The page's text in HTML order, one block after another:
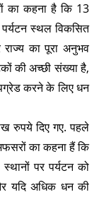
का कहना है कि 13
स्थल विकसित
का पूरा अनुभव
की अच्छी संख्या है,
करने के लिए धन
रुपये दिए गए. पहले
का कहना हैं कि
पर पर्यटन को
यदि अधिक धन की